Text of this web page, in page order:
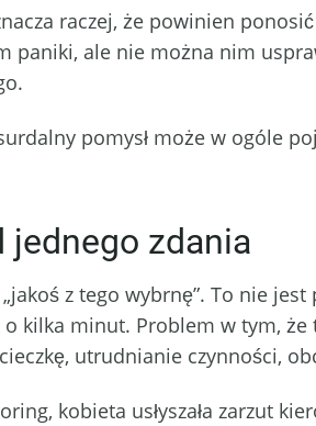
raczej, że powinien
paniki, ale nie można nim
pomysł może w ogóle
jednego zdania
z tego wybrnę”. To nie jest
kilka minut. Problem w tym,
utrudnianie czynności,
kobieta usłyszała zarzut